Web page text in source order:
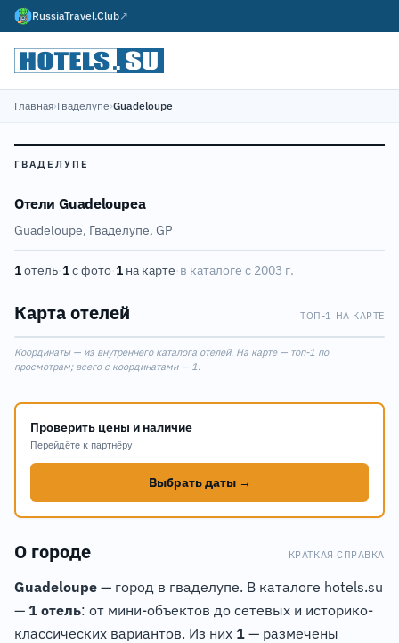
RussiaTravel.Club↗
Главная›Гваделупе›Guadeloupe
ГВАДЕЛУПЕ
Отели Guadeloupeа
Guadeloupe, Гваделупе, GP
1отель·1с фото·1 на карте·в каталоге с 2003 г.
Карта отелей ТОП-1 НА КАРТЕ
1
+
Координаты — из внутреннего каталога отелей. На карте — топ-1 по
просмотрам; всего с координатами — 1.
Проверить цены и наличие
Перейдёте к партнёру
Выбрать даты →
О городе КРАТКАЯ СПРАВКА
Guadeloupe — город в гваделупе. В каталоге hotels.su
— 1 отель: от мини-объектов до сетевых и историко-
классических вариантов. Из них 1 — размечены